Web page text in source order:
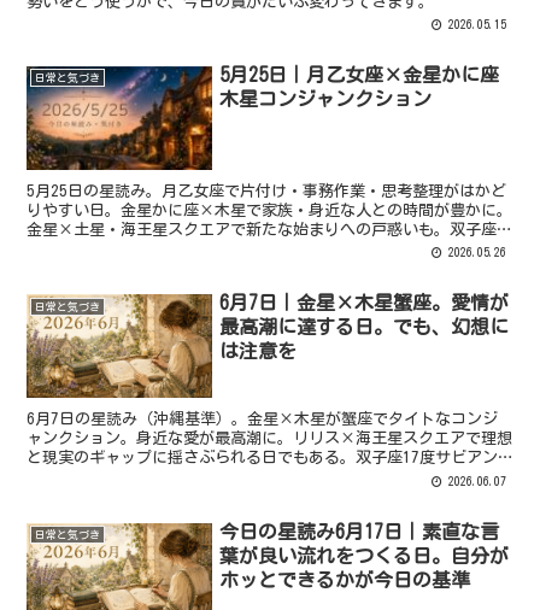
2026.05.15
日常と気づき
5月25日｜月乙女座×金星かに座
木星コンジャンクション
5月25日の星読み。月乙女座で片付け・事務作業・思考整理がはかど
りやすい日。金星かに座×木星で家族・身近な人との時間が豊かに。
金星×土星・海王星スクエアで新たな始まりへの戸惑いも。双子座5
度サビアン「過激な雑誌」の意味も解説。沖縄・那覇の占星術師
2026.05.26
日常と気づき
6月7日｜金星×木星蟹座。愛情が
最高潮に達する日。でも、幻想に
は注意を
6月7日の星読み（沖縄基準）。金星×木星が蟹座でタイトなコンジ
ャンクション。身近な愛が最高潮に。リリス×海王星スクエアで理想
と現実のギャップに揺さぶられる日でもある。双子座17度サビアン
「知力の頭に溶けていった健康の頭」解説。沖縄・那覇の占星術師
2026.06.07
日常と気づき
今日の星読み6月17日｜素直な言
葉が良い流れをつくる日。自分が
ホッとできるかが今日の基準